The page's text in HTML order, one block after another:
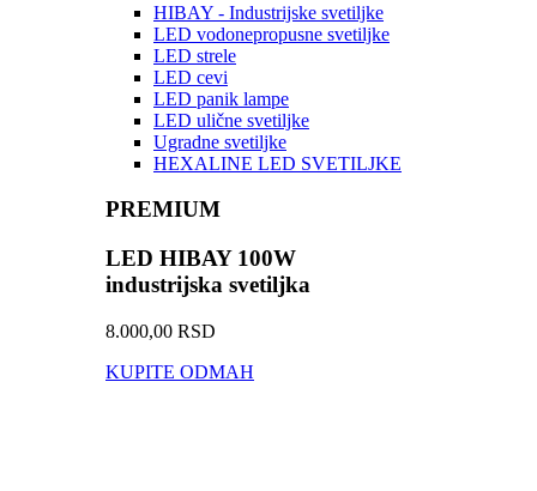
HIBAY - Industrijske svetiljke
LED vodonepropusne svetiljke
LED strele
LED cevi
LED panik lampe
LED ulične svetiljke
Ugradne svetiljke
HEXALINE LED SVETILJKE
PREMIUM
LED HIBAY 100W
industrijska svetiljka
8.000,00 RSD
KUPITE ODMAH